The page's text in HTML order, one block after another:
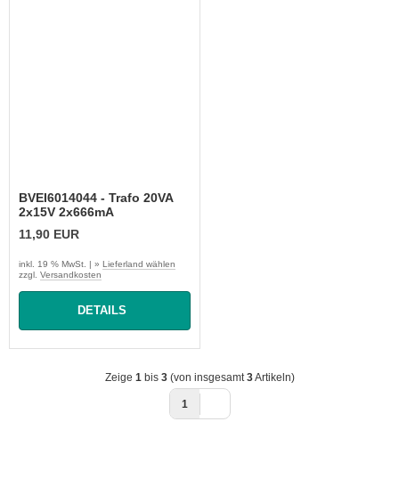
BVEI6014044 - Trafo 20VA
2x15V 2x666mA
11,90 EUR
inkl. 19 % MwSt. | » Lieferland wählen
zzgl. Versandkosten
DETAILS
Zeige 1bis 3(von insgesamt3Artikeln)
1